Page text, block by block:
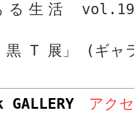
る生活
黒 T 展」 ( ギャ
アク